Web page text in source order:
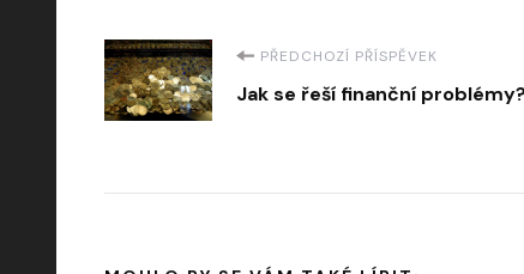
Navigace
příspěvku
PŘEDCHOZÍ PŘÍSPĚVEK
Jak se řeší finanční problémy?